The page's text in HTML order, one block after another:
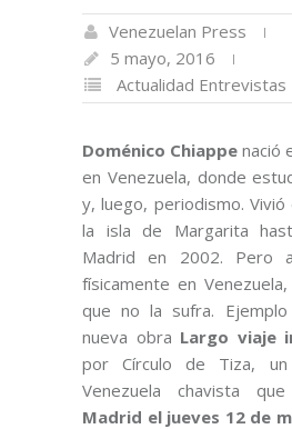
Venezuelan Press
5 mayo, 2016
Actualidad Entrevistas
Doménico Chiappe nació
en Venezuela, donde
y, luego, periodismo. Vivió
la isla de Margarita
Madrid en 2002. Pero
físicamente en
que no la sufra.
nueva obra Largo viaje
por Círculo de Tiza,
Venezuela chavista que
Madrid el jueves 12 de